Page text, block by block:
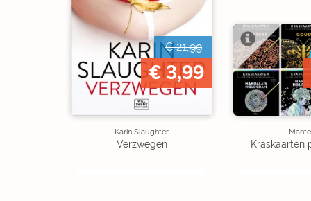
€ 21,99
€ 3,99
Karin Slaughter
Verzwegen Kraskaarten